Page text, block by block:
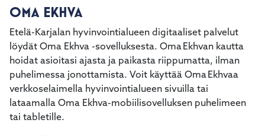
OMA EKHVA
Etelä-Karjalan hyvinvointialueen digitaaliset palvelut
löydät Oma Ekhva -sovelluksesta. Oma Ekhvan kautta
hoidat asioitasi ajasta ja paikasta riippumatta, ilman
puhelimessa jonottamista. Voit käyttää Oma Ekhvaa
verkkoselaimella hyvinvointialueen sivuilla tai
lataamalla Oma Ekhva-mobiilisovelluksen puhelimeen
tai tabletille.